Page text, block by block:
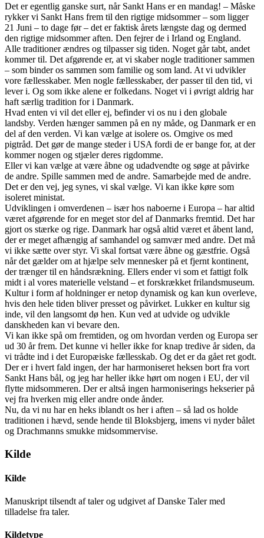
Det er egentlig ganske surt, når Sankt Hans er en mandag! – Måske
rykker vi Sankt Hans frem til den rigtige midsommer – som ligger
21 Juni – to dage før – det er faktisk årets længste dag og dermed
den rigtige midsommer aften. Den fejrer de i Irland og England.
Alle traditioner ændres og tilpasser sig tiden. Noget går tabt, andet
kommer til. Det afgørende er, at vi skaber nogle traditioner sammen
– som binder os sammen som familie og som land. At vi udvikler
vore fællesskaber. Men nogle fællesskaber, der passer til den tid, vi
lever i. Og som ikke alene er folkedans. Noget vi i øvrigt aldrig har
haft særlig tradition for i Danmark.
Hvad enten vi vil det eller ej, befinder vi os nu i den globale
landsby. Verden hænger sammen på en ny måde, og Danmark er en
del af den verden. Vi kan vælge at isolere os. Omgive os med
pigtråd. Det gør de mange steder i USA fordi de er bange for, at der
kommer nogen og stjæler deres rigdomme.
Eller vi kan vælge at være åbne og udadvendte og søge at påvirke
de andre. Spille sammen med de andre. Samarbejde med de andre.
Det er den vej, jeg synes, vi skal vælge. Vi kan ikke køre som
isoleret ministat.
Udviklingen i omverdenen – især hos naboerne i Europa – har altid
været afgørende for en meget stor del af Danmarks fremtid. Det har
gjort os stærke og rige. Danmark har også altid været et åbent land,
der er meget afhængig af samhandel og samvær med andre. Det må
vi ikke sætte over styr. Vi skal fortsat være åbne og gæstfrie. Også
når det gælder om at hjælpe selv mennesker på et fjernt kontinent,
der trænger til en håndsrækning. Ellers ender vi som et fattigt folk
midt i al vores materielle velstand – et forskrækket frilandsmuseum.
Kultur i form af holdninger er netop dynamisk og kan kun overleve,
hvis den hele tiden bliver presset og påvirket. Lukker en kultur sig
inde, vil den langsomt dø hen. Kun ved at udvide og udvikle
danskheden kan vi bevare den.
Vi kan ikke spå om fremtiden, og om hvordan verden og Europa ser
ud 30 år frem. Det kunne vi heller ikke for knap tredive år siden, da
vi trådte ind i det Europæiske fællesskab. Og det er da gået ret godt.
Der er i hvert fald ingen, der har harmoniseret heksen bort fra vort
Sankt Hans bål, og jeg har heller ikke hørt om nogen i EU, der vil
flytte midsommeren. Der er altså ingen harmoniserings hekserier på
vej fra hverken mig eller andre onde ånder.
Nu, da vi nu har en heks iblandt os her i aften – så lad os holde
traditionen i hævd, sende hende til Bloksbjerg, imens vi nyder bålet
og Drachmanns smukke midsommervise.
Kilde
Kilde
Manuskript tilsendt af taler og udgivet af Danske Taler med
tilladelse fra taler.
Kildetype